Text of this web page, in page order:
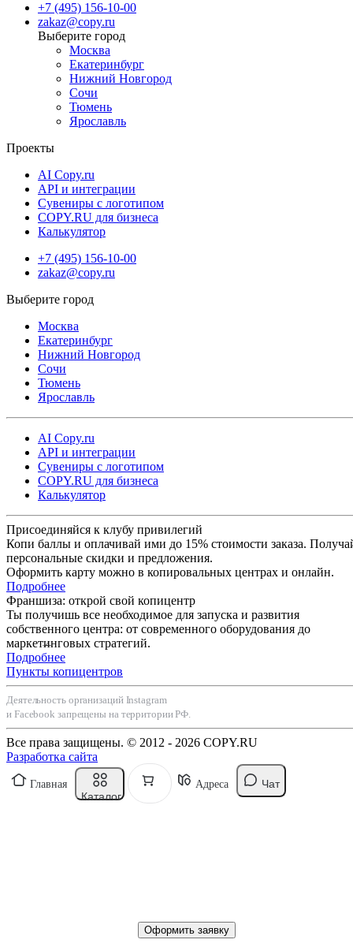
+7 (495) 156-10-00
zakaz@copy.ru
Москва
Екатеринбург
Нижний Новгород
Сочи
Тюмень
Ярославль
Проекты
AI Copy.ru
API и интеграции
Сувениры с логотипом
COPY.RU для бизнеса
Калькулятор
+7 (495) 156-10-00
zakaz@copy.ru
Москва
Екатеринбург
Нижний Новгород
Сочи
Тюмень
Ярославль
AI Copy.ru
API и интеграции
Сувениры с логотипом
COPY.RU для бизнеса
Калькулятор
Присоединяйся к клубу привилегий
Копи баллы и оплачивай ими до 15% стоимости заказа.
персональные скидки и предложения.
Оформить карту можно в копировальных центрах и онлайн.
Подробнее
Франшиза: открой свой копицентр
Ты получишь все необходимое для запуска и развития
собственного центра: от современного оборудования до
маркетинговых стратегий.
Подробнее
Пункты копицентров
Деятельность организаций Instagram
и Facebook запрещены на территории РФ.
Все права защищены. © 2012 - 2026 COPY.RU
Разработка сайта
Главная
Каталог
Адреса Чат
Оформить заявку